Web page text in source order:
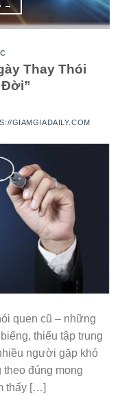
→
Thay Thói
GIAMGIADAILY.COM
quen cũ – những
thiếu tập trung
người gặp khó
đúng mong
thấy […]